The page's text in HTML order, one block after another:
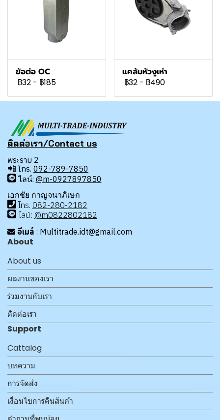
ข้อต่อ OC
฿32 - ฿185
แคล้มหัวงูเห่า
฿32 - ฿490
ติดต่อเรา/Contact us
พระราม 2
📲 โทร. 092-789-7850
ไลน์: @m-0927897850
เอกชัย กาญจนาภิเษก
โทร. 082-280-2182
ไลน์: @m0822802182
อีเมล์ : Multitrade.idt@gmail.com
About
About us
ผลงานของเรา
ร่วมงานกับเรา
ติดต่อเรา
Support
Cattalog
บทความ
การจัดส่ง
เงื่อนไขการคืนสินค้า